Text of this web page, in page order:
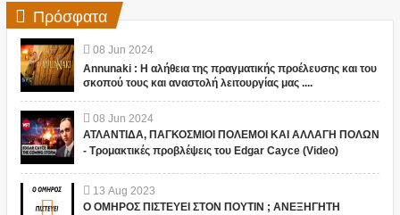
Πρόσφατα
08 Jun 2024
Annunaki : Η αλήθεια της πραγματικής προέλευσης και του
σκοπού τους και αναστολή λειτουργίας μας ....
08 Jun 2024
ΑΤΛΑΝΤΙΔΑ, ΠΑΓΚΟΣΜΙΟΙ ΠΟΛΕΜΟΙ ΚΑΙ ΑΛΛΑΓΗ ΠΟΛΩΝ
- Τρομακτικές προβλέψεις του Edgar Cayce (Video)
13 Aug 2023
Ο ΟΜΗΡΟΣ ΠΙΣΤΕΥΕΙ ΣΤΟΝ ΠΟΥΤΙΝ ; ΑΝΕΞΗΓΗΤΗ